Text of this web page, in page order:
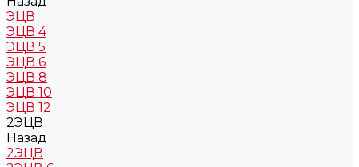
ЭЦВ
ЭЦВ 4
ЭЦВ 5
ЭЦВ 6
ЭЦВ 8
ЭЦВ 10
ЭЦВ 12
2ЭЦВ
Назад
2ЭЦВ